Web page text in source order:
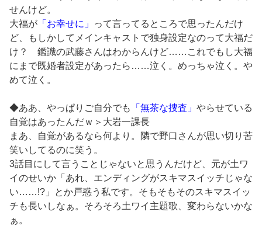
せんけど。
大福が 「お幸せに」
って言ってるところで思ったんだけ
ど、もしかしてメインキャストで独身設定なのって大福だ
け？ 鑑識の武藤さんはわからんけど……これでもし大福
にまで既婚者設定があったら……泣く。めっちゃ泣く。や
めて泣く。
◆ああ、やっぱりご自分でも 「無茶な捜査」 やらせている
自覚はあったんだｗ＞大岩一課長
まあ、自覚があるなら何より。隣で野口さんが思い切り苦
笑いしてるのに笑う。
3話目にして言うことじゃないと思うんだけど、元が土ワ
イのせいか「あれ、エンディングがスキマスイッチじゃな
い……!?」とか戸惑う私です。そもそもそのスキマスイッ
チも長いしなぁ。そろそろ土ワイ主題歌、変わらないかな
ぁ。